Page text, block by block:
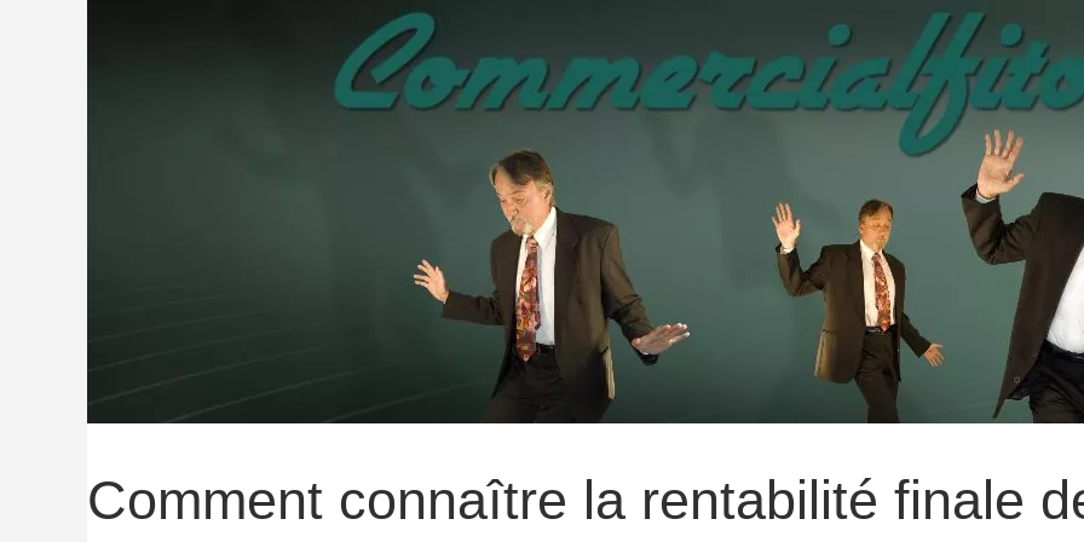
Comment connaître la rentabilité finale